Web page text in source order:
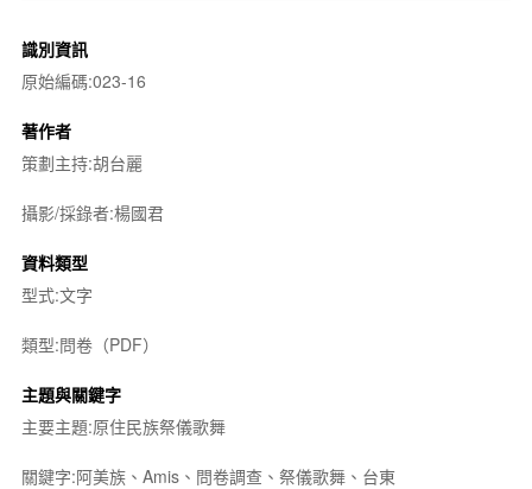
識別資訊
原始編碼:023-16
著作者
策劃主持:胡台麗
攝影/採錄者:楊國君
資料類型
型式:文字
類型:問卷（PDF）
主題與關鍵字
主要主題:原住民族祭儀歌舞
關鍵字:阿美族、Amis、問卷調查、祭儀歌舞、台東